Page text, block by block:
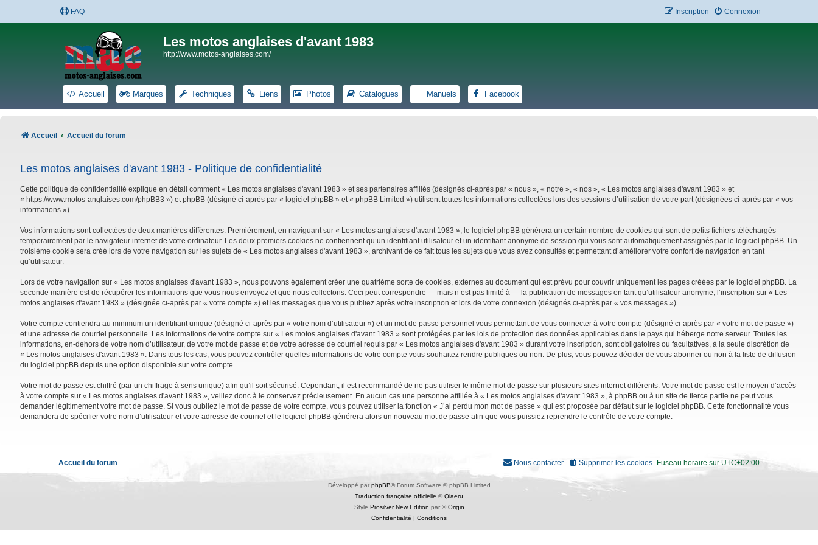
FAQ Connexion
Inscription
Les motos anglaises d'avant 1983
http://www.motos-anglaises.com/
Accueil Marques Techniques Liens Photos Catalogues Manuels Facebook
Accueil Accueil du forum
Les motos anglaises d'avant 1983 - Politique de confidentialité
Cette politique de confidentialité explique en détail comment « Les motos anglaises d'avant 1983 » et ses partenaires affiliés (désignés ci-après par « nous », « notre », « nos », « Les motos anglaises d'avant 1983 » et
« https://www.motos-anglaises.com/phpBB3 ») et phpBB (désigné ci-après par « logiciel phpBB » et « phpBB Limited ») utilisent toutes les informations collectées lors des sessions d’utilisation de votre part (désignées ci-après par « vos
informations »).
Vos informations sont collectées de deux manières différentes. Premièrement, en naviguant sur « Les motos anglaises d'avant 1983 », le logiciel phpBB génèrera un certain nombre de cookies qui sont de petits fichiers téléchargés
temporairement par le navigateur internet de votre ordinateur. Les deux premiers cookies ne contiennent qu’un identifiant utilisateur et un identifiant anonyme de session qui vous sont automatiquement assignés par le logiciel phpBB. Un
troisième cookie sera créé lors de votre navigation sur les sujets de « Les motos anglaises d'avant 1983 », archivant de ce fait tous les sujets que vous avez consultés et permettant d’améliorer votre confort de navigation en tant
qu’utilisateur.
Lors de votre navigation sur « Les motos anglaises d'avant 1983 », nous pouvons également créer une quatrième sorte de cookies, externes au document qui est prévu pour couvrir uniquement les pages créées par le logiciel phpBB. La
seconde manière est de récupérer les informations que vous nous envoyez et que nous collectons. Ceci peut correspondre — mais n’est pas limité à — la publication de messages en tant qu’utilisateur anonyme, l’inscription sur « Les
motos anglaises d'avant 1983 » (désignée ci-après par « votre compte ») et les messages que vous publiez après votre inscription et lors de votre connexion (désignés ci-après par « vos messages »).
Votre compte contiendra au minimum un identifiant unique (désigné ci-après par « votre nom d’utilisateur ») et un mot de passe personnel vous permettant de vous connecter à votre compte (désigné ci-après par « votre mot de passe »)
et une adresse de courriel personnelle. Les informations de votre compte sur « Les motos anglaises d'avant 1983 » sont protégées par les lois de protection des données applicables dans le pays qui héberge notre serveur. Toutes les
informations, en-dehors de votre nom d’utilisateur, de votre mot de passe et de votre adresse de courriel requis par « Les motos anglaises d'avant 1983 » durant votre inscription, sont obligatoires ou facultatives, à la seule discrétion de
« Les motos anglaises d'avant 1983 ». Dans tous les cas, vous pouvez contrôler quelles informations de votre compte vous souhaitez rendre publiques ou non. De plus, vous pouvez décider de vous abonner ou non à la liste de diffusion
du logiciel phpBB depuis une option disponible sur votre compte.
Votre mot de passe est chiffré (par un chiffrage à sens unique) afin qu’il soit sécurisé. Cependant, il est recommandé de ne pas utiliser le même mot de passe sur plusieurs sites internet différents. Votre mot de passe est le moyen d’accès
à votre compte sur « Les motos anglaises d'avant 1983 », veillez donc à le conservez précieusement. En aucun cas une personne affiliée à « Les motos anglaises d'avant 1983 », à phpBB ou à un site de tierce partie ne peut vous
demander légitimement votre mot de passe. Si vous oubliez le mot de passe de votre compte, vous pouvez utiliser la fonction « J’ai perdu mon mot de passe » qui est proposée par défaut sur le logiciel phpBB. Cette fonctionnalité vous
demandera de spécifier votre nom d’utilisateur et votre adresse de courriel et le logiciel phpBB générera alors un nouveau mot de passe afin que vous puissiez reprendre le contrôle de votre compte.
Accueil du forum Fuseau horaire sur UTC+02:00
Supprimer les cookies
Nous contacter
Développé par phpBB® Forum Software © phpBB Limited
Traduction française officielle ©Qiaeru
Style Prosilver New Edition par ©Origin
Confidentialité
Conditions